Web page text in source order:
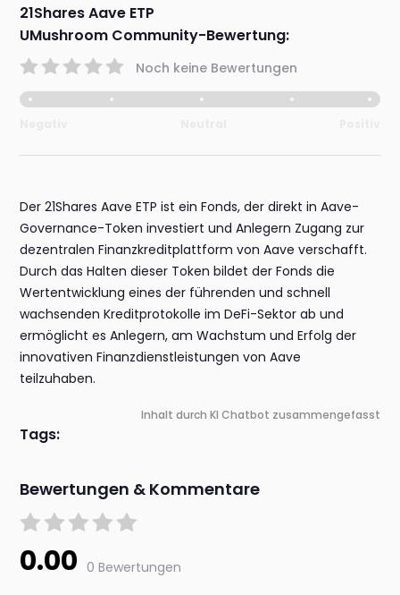
21Shares Aave ETP
UMushroom Community-Bewertung:
Noch keine Bewertungen
Der 21Shares Aave ETP ist ein Fonds, der direkt in Aave-
Governance-Token investiert und Anlegern Zugang zur
dezentralen Finanzkreditplattform von Aave verschafft.
Durch das Halten dieser Token bildet der Fonds die
Wertentwicklung eines der führenden und schnell
wachsenden Kreditprotokolle im DeFi-Sektor ab und
ermöglicht es Anlegern, am Wachstum und Erfolg der
innovativen Finanzdienstleistungen von Aave
teilzuhaben.
Inhalt durch KI Chatbot zusammengefasst
Tags:
Bewertungen & Kommentare
0.00 0 Bewertungen